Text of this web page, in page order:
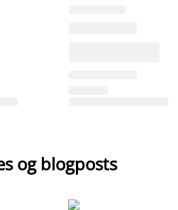
og blogposts